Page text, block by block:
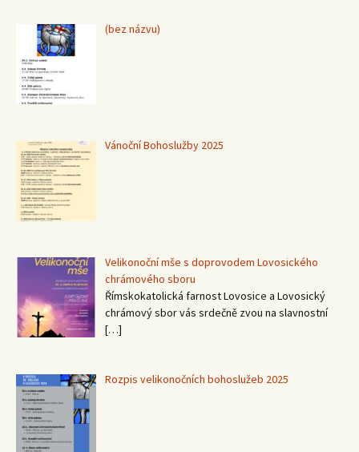
(bez názvu)Příspěvek
Vánoční Bohoslužby 2025
Velikonoční mše s doprovodem Lovosického
chrámového sboru
Římskokatolická farnost Lovosice a Lovosický
chrámový sbor vás srdečně zvou na slavnostní
[…]
Rozpis velikonočních bohoslužeb 2025